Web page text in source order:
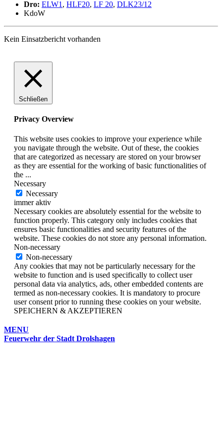
Dro: ELW1 , HLF20, LF 20, DLK23/12
KdoW
Kein Einsatzbericht vorhanden
Schließen
Privacy Overview
This website uses cookies to improve your experience while
you navigate through the website. Out of these, the cookies
that are categorized as necessary are stored on your browser
as they are essential for the working of basic functionalities of
the ...
Necessary
Necessary
immer aktiv
Necessary cookies are absolutely essential for the website to
function properly. This category only includes cookies that
ensures basic functionalities and security features of the
website. These cookies do not store any personal information.
Non-necessary
Non-necessary
Any cookies that may not be particularly necessary for the
website to function and is used specifically to collect user
personal data via analytics, ads, other embedded contents are
termed as non-necessary cookies. It is mandatory to procure
user consent prior to running these cookies on your website.
SPEICHERN & AKZEPTIEREN
MENU
Feuerwehr der Stadt Drolshagen